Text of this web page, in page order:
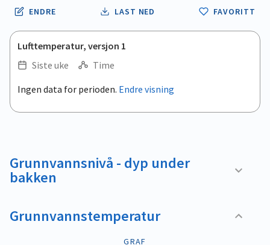
ENDRE LAST NED FAVORITT
Lufttemperatur, versjon 1
Siste uke
Time
.
View as data table, .
Ingen data for perioden. Endre visning
Grunnvannsnivå - dyp under
bakken
Grunnvannstemperatur
GRAF